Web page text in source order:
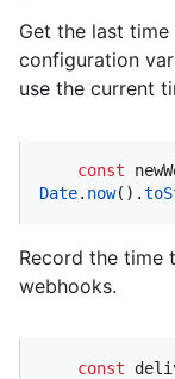
Get the last
configuration
use the current
const
Date. now().
Record the time
webhooks.
const